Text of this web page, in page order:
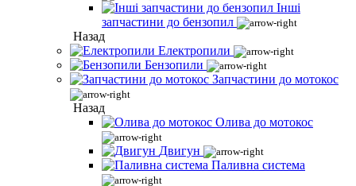
Інші
запчастини до бензопил
Назад
Електропили
Бензопили
Запчастини до мотокос
Назад
Олива до мотокос
Двигун
Паливна система